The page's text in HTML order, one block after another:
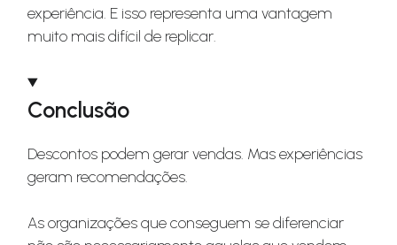
experiência. E isso representa uma vantagem
muito mais difícil de replicar.
Conclusão
Descontos podem gerar vendas. Mas experiências
geram recomendações.
As organizações que conseguem se diferenciar